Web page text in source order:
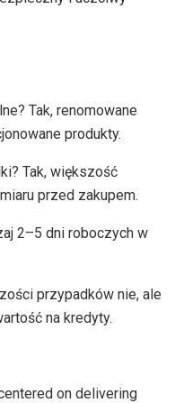
Tak, renomowane
produkty.
Tak, większość
przed zakupem.
2–5 dni roboczych w
przypadków nie, ale
na kredyty.
on delivering